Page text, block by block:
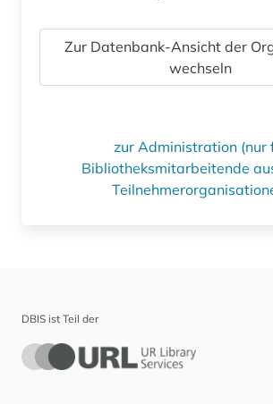
Zur Datenbank-Ansicht der
wechseln
zur Administration (nur
Bibliotheksmitarbeitende
DBIS ist Teil der